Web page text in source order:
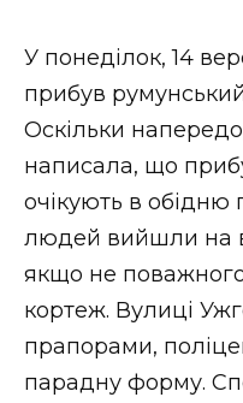
У понеділок, 14
прибув
Оскільки
написала, що
очікують в обідню
людей вийшли на
якщо не поважного
кортеж. Вулиці
прапорами,
парадну форму.